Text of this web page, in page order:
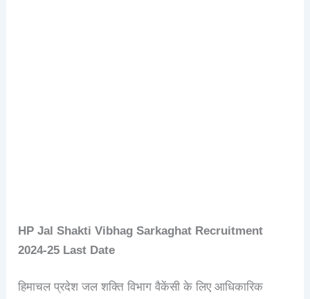
HP Jal Shakti VibhagSarkaghat Recruitment
2024-25 Last Date
हिमाचल प्रदेश जल शक्ति विभाग वैकेंसी के लिए आधिकारिक